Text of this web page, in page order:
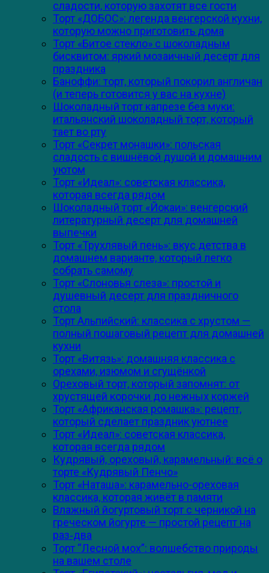
сладости, которую захотят все гости
Торт «ДОБОС»: легенда венгерской кухни,
которую можно приготовить дома
Торт «Битое стекло» с шоколадным
бисквитом: яркий мозаичный десерт для
праздника
Баноффи: торт, который покорил англичан
(и теперь готовится у вас на кухне)
Шоколадный торт капрезе без муки:
итальянский шоколадный торт, который
тает во рту
Торт «Секрет монашки»: польская
сладость с вишнёвой душой и домашним
уютом
Торт «Идеал»: советская классика,
которая всегда рядом
Шоколадный торт «Йокаи»: венгерский
литературный десерт для домашней
выпечки
Торт «Трухлявый пень»: вкус детства в
домашнем варианте, который легко
собрать самому
Торт «Слоновья слеза»: простой и
душевный десерт для праздничного
стола
Торт Альпийский: классика с хрустом —
полный пошаговый рецепт для домашней
кухни
Торт «Витязь»: домашняя классика с
орехами, изюмом и сгущёнкой
Ореховый торт, который запомнят: от
хрустящей корочки до нежных коржей
Торт «Африканская ромашка»: рецепт,
который сделает праздник уютнее
Торт «Идеал»: советская классика,
которая всегда рядом
Кудрявый, ореховый, карамельный: всё о
торте «Кудрявый Пенчо»
Торт «Наташа»: карамельно-ореховая
классика, которая живёт в памяти
Влажный йогуртовый торт с черникой на
греческом йогурте — простой рецепт на
раз‑два
Торт “Лесной мох”: волшебство природы
на вашем столе